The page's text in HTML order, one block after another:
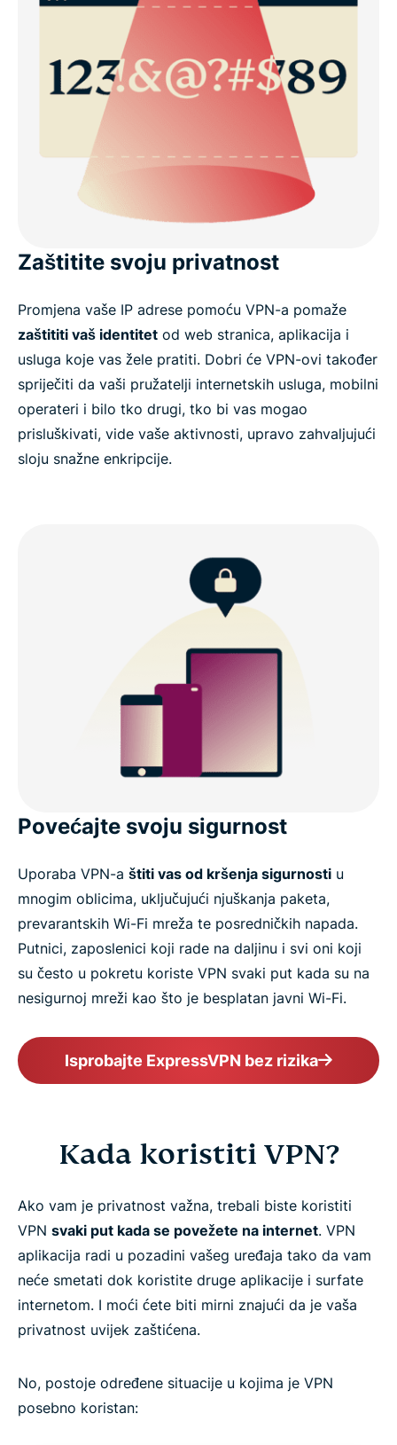
Zaštitite svoju privatnost
Promjena vaše IP adrese pomoću VPN-a pomaže
zaštititi vaš identitet od web stranica, aplikacija i
usluga koje vas žele pratiti. Dobri će VPN-ovi također
spriječiti da vaši pružatelji internetskih usluga, mobilni
operateri i bilo tko drugi, tko bi vas mogao
prisluškivati, vide vaše aktivnosti, upravo zahvaljujući
sloju snažne enkripcije.
Povećajte svoju sigurnost
Uporaba VPN-a štiti vas od kršenja sigurnosti u
mnogim oblicima, uključujući njuškanja paketa,
prevarantskih Wi-Fi mreža te posredničkih napada.
Putnici, zaposlenici koji rade na daljinu i svi oni koji
su često u pokretu koriste VPN svaki put kada su na
nesigurnoj mreži kao što je besplatan javni Wi-Fi.
Isprobajte ExpressVPN bez rizika
Kada koristiti VPN?
Ako vam je privatnost važna, trebali biste koristiti
VPN svaki put kada se povežete na internet. VPN
aplikacija radi u pozadini vašeg uređaja tako da vam
neće smetati dok koristite druge aplikacije i surfate
internetom. I moći ćete biti mirni znajući da je vaša
privatnost uvijek zaštićena.
No, postoje određene situacije u kojima je VPN
posebno koristan: